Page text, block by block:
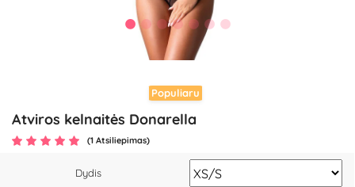
Populiaru
Atviros kelnaitės Donarella
(1 Atsiliepimas)
Dydis